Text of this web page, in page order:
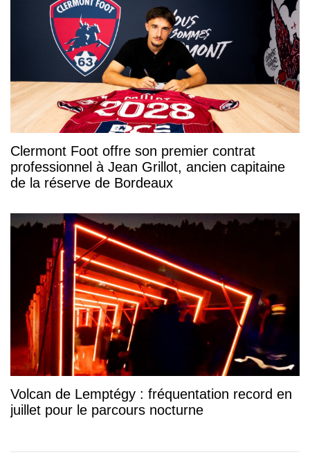
Clermont Foot offre son premier contrat
professionnel à Jean Grillot, ancien capitaine
de la réserve de Bordeaux
Volcan de Lemptégy : fréquentation record en
juillet pour le parcours nocturne